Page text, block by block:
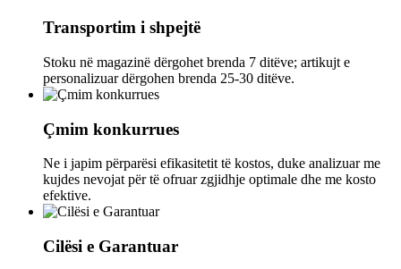
Transportim i shpejtë
Stoku në magazinë dërgohet brenda 7 ditëve; artikujt e
personalizuar dërgohen brenda 25-30 ditëve.
Çmim konkurrues
Ne i japim përparësi efikasitetit të kostos, duke analizuar me
kujdes nevojat për të ofruar zgjidhje optimale dhe me kosto
efektive.
Cilësi e Garantuar